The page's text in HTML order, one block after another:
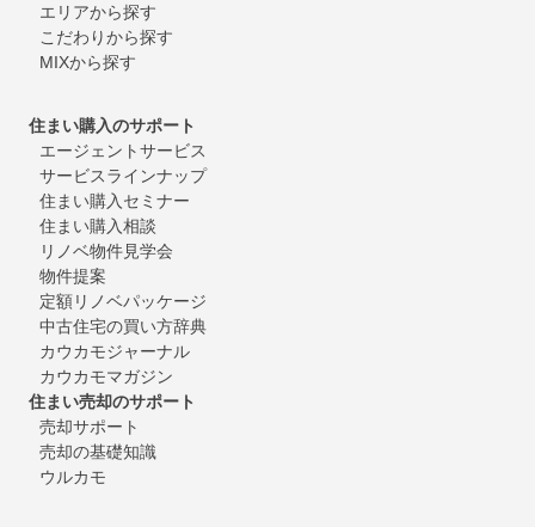
エリアから探す
こだわりから探す
MIXから探す
住まい購入のサポート
エージェントサービス
サービスラインナップ
住まい購入セミナー
住まい購入相談
リノベ物件見学会
物件提案
定額リノベパッケージ
中古住宅の買い方辞典
カウカモジャーナル
カウカモマガジン
住まい売却のサポート
売却サポート
売却の基礎知識
ウルカモ